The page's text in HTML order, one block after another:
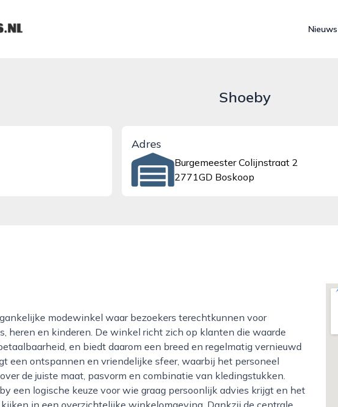
Nieuws
Shoeby
Adres
Burgemeester Colijnstraat 2
2771GD Boskoop
heren en kinderen. De winkel richt zich op klanten die waarde
en biedt daarom een breed en regelmatig vernieuwd
een ontspannen en vriendelijke sfeer, waarbij het personeel
de juiste maat, pasvorm en combinatie van kledingstukken.
een logische keuze voor wie graag persoonlijk advies krijgt en het
in een overzichtelijke winkelomgeving. Dankzij de centrale